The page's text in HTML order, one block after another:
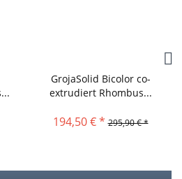
GrojaSolid Bicolor co-
extrudiert Rhombus...
194,50 € * 295,90 € *